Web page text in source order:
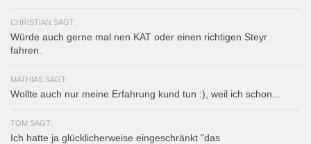
CHRISTIAN SAGT:
Würde auch gerne mal nen KAT oder einen richtigen Steyr
fahren.
MATHIAS SAGT:
Wollte auch nur meine Erfahrung kund tun :), weil ich schon...
TOM SAGT:
Ich hatte ja glücklicherweise eingeschränkt "das